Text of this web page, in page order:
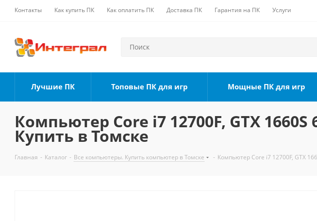
Контакты Как купить ПК Как оплатить ПК Доставка ПК Гарантия на ПК Услуги
Лучшие ПК Топовые ПК для игр Мощные ПК для игр
Компьютер Core i7 12700F, GTX 1660S
Купить в Томске
Главная - Каталог - Все компьютеры. Купить компьютер в Томске - Компьютер Core i7 12700F, GTX